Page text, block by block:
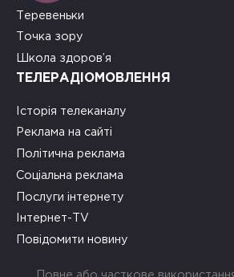
Теревеньки
Точка зору
Школа здоров’я
ТЕЛЕРАДІОМОВЛЕННЯ
Історія телеканалу
Реклама на сайті
Політична реклама
Соціальна реклама
Послуги інтернету
Інтернет-TV
Повідомити новину